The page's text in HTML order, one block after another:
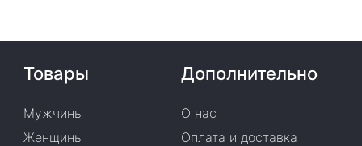
Товары
Мужчины
Женщины
Дополнительно
О нас
Оплата и доставка